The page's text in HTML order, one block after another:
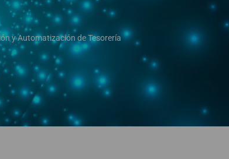
y Automatización de Tesorería